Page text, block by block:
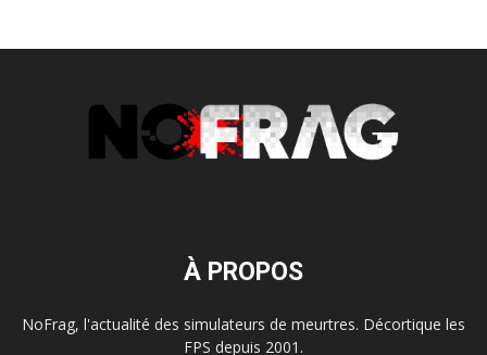
À PROPOS
NoFrag, l'actualité des simulateurs de meurtres. Décortique les
FPS depuis 2001.